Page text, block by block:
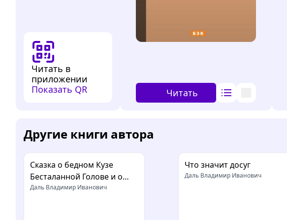
Читать в
приложении
Показать QR
Читать
Другие книги автора
Сказка о бедном Кузе
Бесталанной Голове и о
переметчике Будунтае
Даль Владимир Иванович
Что значит досуг
Даль Владимир Иванович